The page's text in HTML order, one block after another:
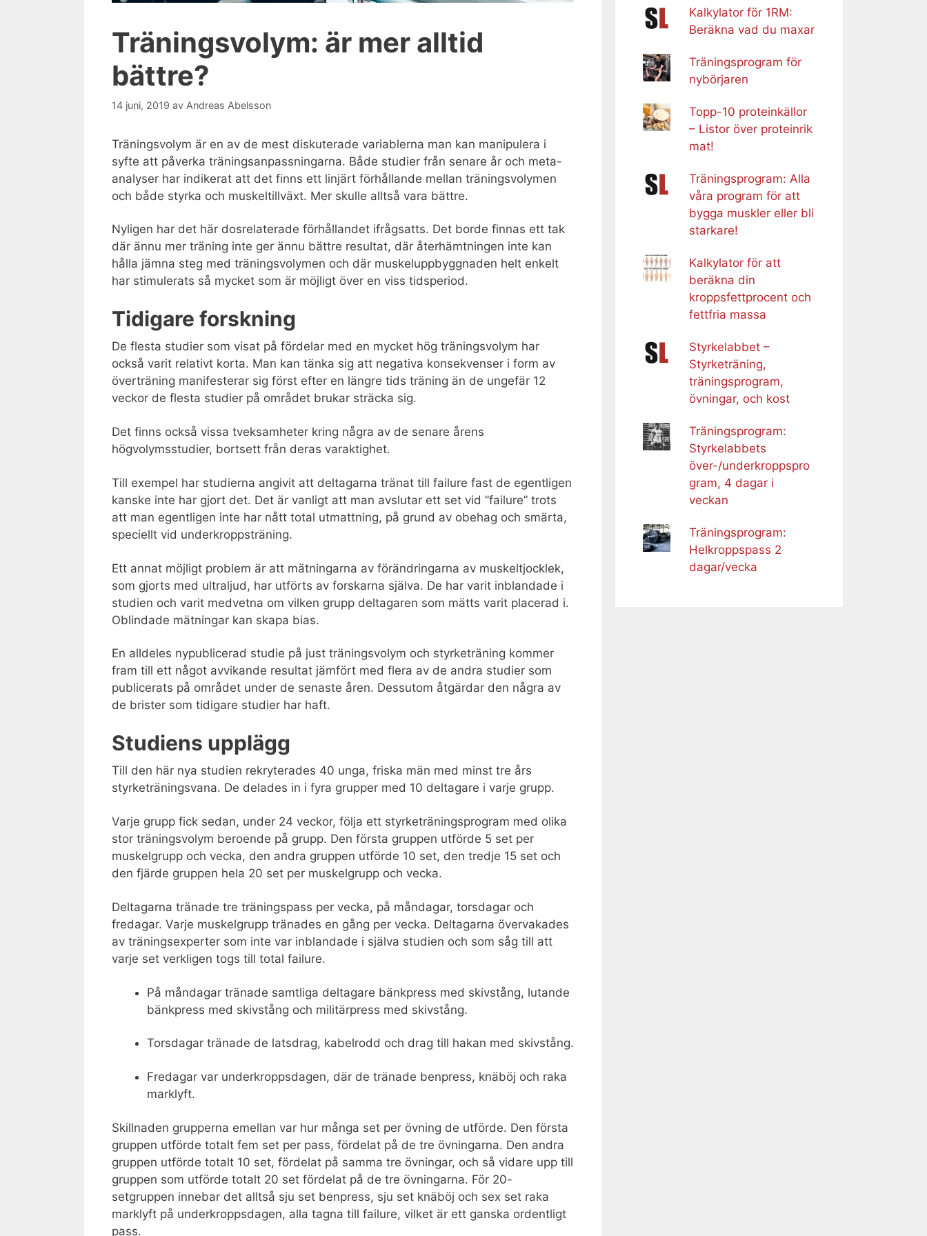
Träningsvolym: är mer alltid
bättre?
14 juni, 2019 av Andreas Abelsson
Träningsvolym är en av de mest diskuterade variablerna man kan manipulera i
syfte att påverka träningsanpassningarna. Både studier från senare år och meta-
analyser har indikerat att det finns ett linjärt förhållande mellan träningsvolymen
och både styrka och muskeltillväxt. Mer skulle alltså vara bättre.
Nyligen har det här dosrelaterade förhållandet ifrågsatts. Det borde finnas ett tak
där ännu mer träning inte ger ännu bättre resultat, där återhämtningen inte kan
hålla jämna steg med träningsvolymen och där muskeluppbyggnaden helt enkelt
har stimulerats så mycket som är möjligt över en viss tidsperiod.
Tidigare forskning
De flesta studier som visat på fördelar med en mycket hög träningsvolym har
också varit relativt korta. Man kan tänka sig att negativa konsekvenser i form av
överträning manifesterar sig först efter en längre tids träning än de ungefär 12
veckor de flesta studier på området brukar sträcka sig.
Det finns också vissa tveksamheter kring några av de senare årens
högvolymsstudier, bortsett från deras varaktighet.
Till exempel har studierna angivit att deltagarna tränat till failure fast de egentligen
kanske inte har gjort det. Det är vanligt att man avslutar ett set vid ”failure” trots
att man egentligen inte har nått total utmattning, på grund av obehag och smärta,
speciellt vid underkroppsträning.
Ett annat möjligt problem är att mätningarna av förändringarna av muskeltjocklek,
som gjorts med ultraljud, har utförts av forskarna själva. De har varit inblandade i
studien och varit medvetna om vilken grupp deltagaren som mätts varit placerad i.
Oblindade mätningar kan skapa bias.
En alldeles nypublicerad studie på just träningsvolym och styrketräning kommer
fram till ett något avvikande resultat jämfört med flera av de andra studier som
publicerats på området under de senaste åren. Dessutom åtgärdar den några av
de brister som tidigare studier har haft.
Studiens upplägg
Till den här nya studien rekryterades 40 unga, friska män med minst tre års
styrketräningsvana. De delades in i fyra grupper med 10 deltagare i varje grupp.
Varje grupp fick sedan, under 24 veckor, följa ett styrketräningsprogram med olika
stor träningsvolym beroende på grupp. Den första gruppen utförde 5 set per
muskelgrupp och vecka, den andra gruppen utförde 10 set, den tredje 15 set och
den fjärde gruppen hela 20 set per muskelgrupp och vecka.
Deltagarna tränade tre träningspass per vecka, på måndagar, torsdagar och
fredagar. Varje muskelgrupp tränades en gång per vecka. Deltagarna övervakades
av träningsexperter som inte var inblandade i själva studien och som såg till att
varje set verkligen togs till total failure.
På måndagar tränade samtliga deltagare bänkpress med skivstång, lutande
bänkpress med skivstång och militärpress med skivstång.
Torsdagar tränade de latsdrag, kabelrodd och drag till hakan med skivstång.
Fredagar var underkroppsdagen, där de tränade benpress, knäböj och raka
marklyft.
Skillnaden grupperna emellan var hur många set per övning de utförde. Den första
gruppen utförde totalt fem set per pass, fördelat på de tre övningarna. Den andra
gruppen utförde totalt 10 set, fördelat på samma tre övningar, och så vidare upp till
gruppen som utförde totalt 20 set fördelat på de tre övningarna. För 20-
setgruppen innebar det alltså sju set benpress, sju set knäböj och sex set raka
marklyft på underkroppsdagen, alla tagna till failure, vilket är ett ganska ordentligt
pass.
Kalkylator för 1RM:
Beräkna vad du maxar
Träningsprogram för
nybörjaren
Topp-10 proteinkällor
– Listor över proteinrik
mat!
Träningsprogram: Alla
våra program för att
bygga muskler eller bli
starkare!
Kalkylator för att
beräkna din
kroppsfettprocent och
fettfria massa
Styrkelabbet –
Styrketräning,
träningsprogram,
övningar, och kost
Träningsprogram:
Styrkelabbets
över-/underkroppspro
gram, 4 dagar i
veckan
Träningsprogram:
Helkroppspass 2
dagar/vecka